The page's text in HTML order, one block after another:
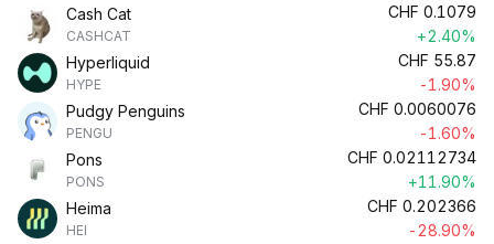
Cash Cat
CASHCAT
CHF 0.1079
+2.40%
Hyperliquid
HYPE
CHF 55.87
-1.90%
Pudgy Penguins
PENGU
CHF 0.0060076
-1.60%
Pons
PONS
CHF 0.02112734
+11.90%
Heima
HEI
CHF 0.202366
-28.90%